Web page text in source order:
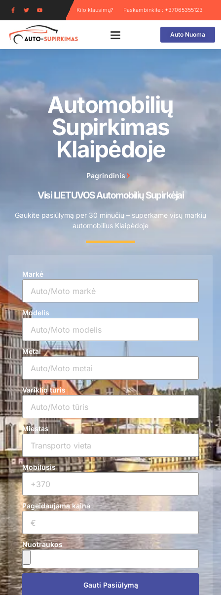
Kilo klausimų? Paskambinkite : +37065355123
Auto Nuoma
Automobilių
Supirkimas
Klaipėdoje
Pagrindinis
Visi LIETUVOS Automobilių Supirkėjai
Gaukite pasiūlymą per 30 minučių – superkame visų markių
automobilius Klaipėdoje
Markė
Modelis
Metai
Variklio tūris
Miestas
Mobilusis
Pageidaujama kaina
Nuotraukos
Gauti Pasiūlymą